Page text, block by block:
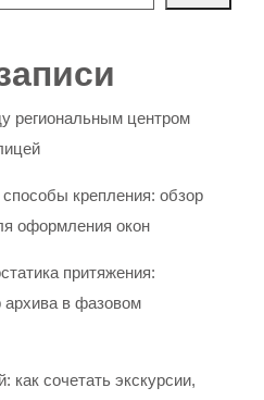
региональным центром
крепления: обзор
оформления окон
притяжения:
архива в фазовом
сочетать экскурсии,